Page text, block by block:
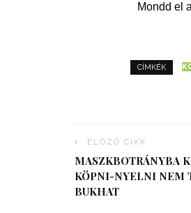
Mondd el
CÍMKÉK
ELŐZŐ CIKK
MASZKBOTRÁNYBA
KÖPNI-NYELNI NEM
BUKHAT